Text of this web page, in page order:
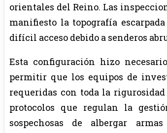
orientales del Reino. Las
manifiesto la topografía
difícil acceso debido a senderos
Esta configuración hizo
permitir que los equipos de
requeridas con toda la
protocolos que regulan la
sospechosas de albergar